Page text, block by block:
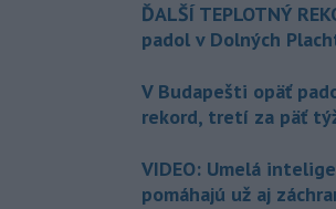
ĎALŠÍ TEPLOTNÝ
padol v Dolných
V Budapešti opäť
rekord, tretí za päť
VIDEO: Umelá
pomáhajú už aj